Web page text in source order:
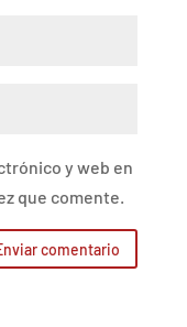
y web en
que comente.